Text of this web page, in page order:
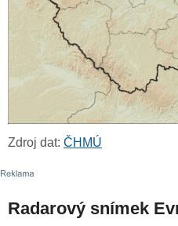
Zdroj dat: ČHMÚ
Radarový snímek